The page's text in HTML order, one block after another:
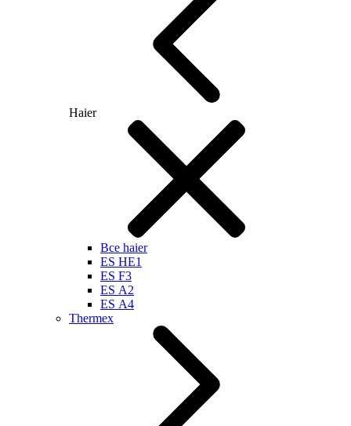
Haier
Все haier
ES HE1
ES F3
ES А2
ES А4
Thermex